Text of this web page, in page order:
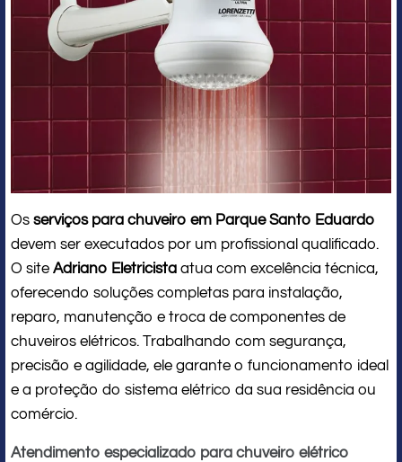
Os serviços para chuveiro em Parque Santo Eduardo
devem ser executados por um profissional qualificado.
O site Adriano Eletricista atua com excelência técnica,
oferecendo soluções completas para instalação,
reparo, manutenção e troca de componentes de
chuveiros elétricos. Trabalhando com segurança,
precisão e agilidade, ele garante o funcionamento ideal
e a proteção do sistema elétrico da sua residência ou
comércio.
Atendimento especializado para chuveiro elétrico